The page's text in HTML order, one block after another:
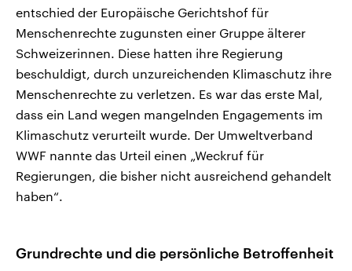
entschied der Europäische Gerichtshof für
Menschenrechte zugunsten einer Gruppe älterer
Schweizerinnen. Diese hatten ihre Regierung
beschuldigt, durch unzureichenden Klimaschutz ihre
Menschenrechte zu verletzen. Es war das erste Mal,
dass ein Land wegen mangelnden Engagements im
Klimaschutz verurteilt wurde. Der Umweltverband
WWF nannte das Urteil einen „Weckruf für
Regierungen, die bisher nicht ausreichend gehandelt
haben“.
Grundrechte und die persönliche Betroffenheit